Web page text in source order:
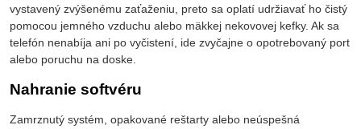
vystavený zvýšenému zaťaženiu, preto sa oplatí udržiavať ho čistý
pomocou jemného vzduchu alebo mäkkej nekovovej kefky. Ak sa
telefón nenabíja ani po vyčistení, ide zvyčajne o opotrebovaný port
alebo poruchu na doske.
Nahranie softvéru
Zamrznutý systém, opakované reštarty alebo neúspešná